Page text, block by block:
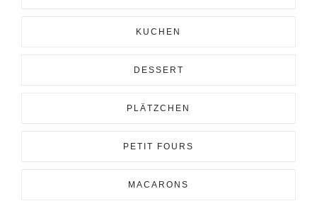
KUCHEN
DESSERT
PLÄTZCHEN
PETIT FOURS
MACARONS